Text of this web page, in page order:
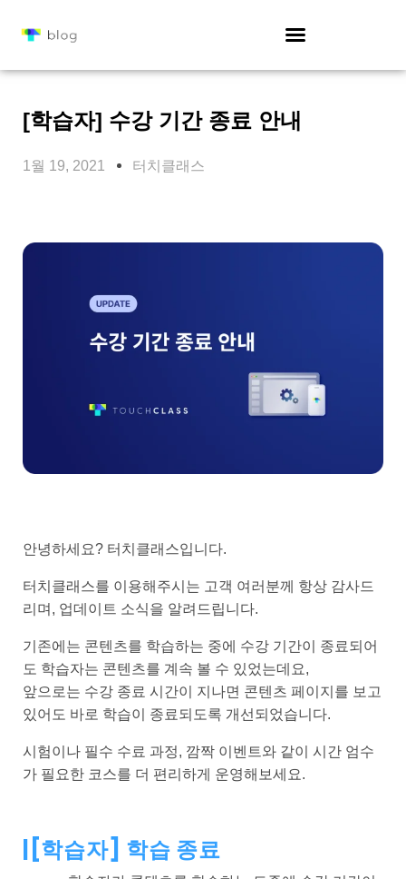
[학습자] 수강 기간 종료 안내
1월 19, 2021 터치클래스
안녕하세요? 터치클래스입니다.
터치클래스를 이용해주시는 고객 여러분께 항상 감사드
리며, 업데이트 소식을 알려드립니다.
기존에는 콘텐츠를 학습하는 중에 수강 기간이 종료되어
도 학습자는 콘텐츠를 계속 볼 수 있었는데요,
앞으로는 수강 종료 시간이 지나면 콘텐츠 페이지를 보고
있어도 바로 학습이 종료되도록 개선되었습니다.
시험이나 필수 수료 과정, 깜짝 이벤트와 같이 시간 엄수
가 필요한 코스를 더 편리하게 운영해보세요.
| [학습자] 학습 종료